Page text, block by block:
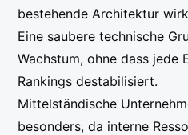
bestehende Architektur
Eine saubere technische
Wachstum, ohne dass jede
Rankings destabilisiert.
Mittelständische
besonders, da interne